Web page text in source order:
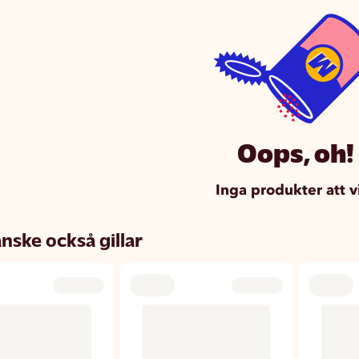
Oops, oh!
Inga produkter att
också gillar